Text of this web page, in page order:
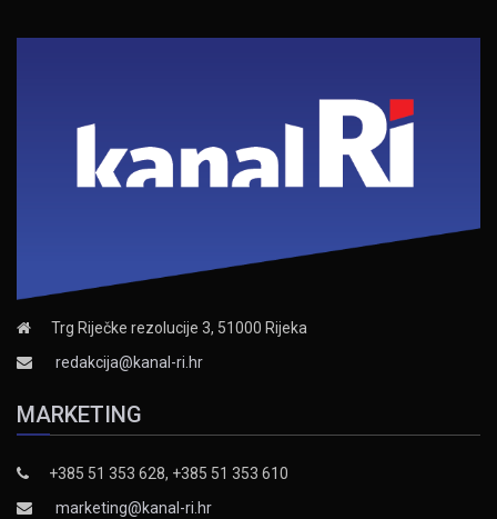
Trg Riječke rezolucije 3, 51000 Rijeka
redakcija@kanal-ri.hr
MARKETING
+385 51 353 628, +385 51 353 610
marketing@kanal-ri.hr